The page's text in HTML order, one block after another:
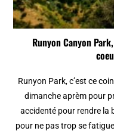
Runyon Canyon
Runyon Park, c’est ce
dimanche aprèm pour
accidenté pour rendre la
pour ne pas trop se